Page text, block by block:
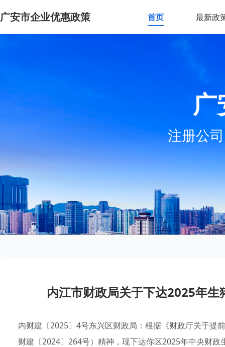
广安市企业优惠政策 首页 最新政
广
注册公
内江市财政局关于下达2025年
内财建〔2025〕4号东兴区财政局：根据《财政厅关于提
财建〔2024〕264号）精神，现下达你区2025年中央财